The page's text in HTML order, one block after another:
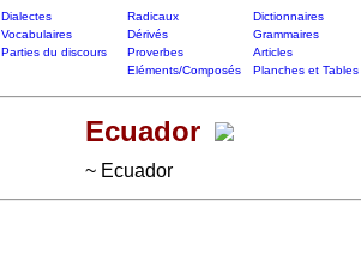
Dialectes Radicaux
Dictionnaires
Vocabulaires Dérivés
Grammaires
Parties du discours Proverbes
Articles
Eléments/Composés Planches et Tables
Ecuador
~ Ecuador